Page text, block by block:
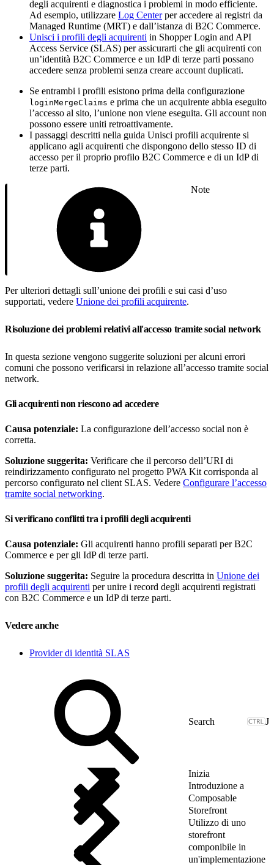
degli acquirenti e diagnostica i problemi in modo efficiente.
Ad esempio, utilizzare Log Centerper accedere ai registri da
Managed Runtime (MRT) e dall’istanza di B2C Commerce.
Unisci i profili degli acquirenti in Shopper Login and API
Access Service (SLAS) per assicurarti che gli acquirenti con
un’identità B2C Commerce e un IdP di terze parti possano
accedere senza problemi senza creare account duplicati.
Se entrambi i profili esistono prima della configurazione
loginMergeClaims e prima che un acquirente abbia eseguito
l’accesso al sito, l’unione non viene eseguita. Gli account non
possono essere uniti retroattivamente.
I passaggi descritti nella guida Unisci profili acquirente si
applicano agli acquirenti che dispongono dello stesso ID di
accesso per il proprio profilo B2C Commerce e di un IdP di
terze parti.
Note
Per ulteriori dettagli sull’unione dei profili e sui casi d’uso
supportati, vedere Unione dei profili acquirente.
Risoluzione dei problemi relativi all'accesso tramite social network
In questa sezione vengono suggerite soluzioni per alcuni errori
comuni che possono verificarsi in relazione all’accesso tramite social
network.
Gli acquirenti non riescono ad accedere
Causa potenziale: La configurazione dell’accesso social non è
corretta.
Soluzione suggerita: Verificare che il percorso dell’URI di
reindirizzamento configurato nel progetto PWA Kit corrisponda al
percorso configurato nel client SLAS. Vedere Configurare l’accesso
tramite social networking.
Si verificano conflitti tra i profili degli acquirenti
Causa potenziale: Gli acquirenti hanno profili separati per B2C
Commerce e per gli IdP di terze parti.
Soluzione suggerita: Seguire la procedura descritta in Unione dei
profili degli acquirenti per unire i record degli acquirenti registrati
con B2C Commerce e un IdP di terze parti.
Vedere anche
Provider di identità SLAS
J
Inizia
Introduzione a
Composable
Storefront
Utilizzo di uno
storefront
componibile in
un'implementazione